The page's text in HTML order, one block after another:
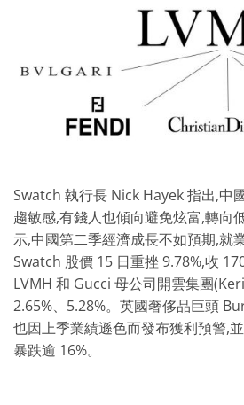
Swatch 執行長 Nick Hayek 指出,中
趨敏感,有錢人也傾向避免炫富,轉向
示,中國第二季經濟成長不如預期,就
Swatch 股價 15 日重挫 9.78%,收
LVMH 和 Gucci 母公司開雲集團
2.65%、5.28%。英國奢侈品巨頭
也因上季業績遜色而發布獲利預警,
暴跌逾 16%。